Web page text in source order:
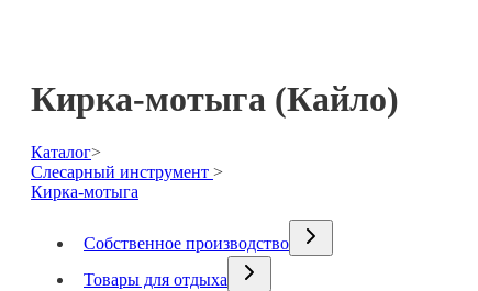
Кирка-мотыга (Кайло)
Каталог>
Слесарный инструмент >
Кирка-мотыга
Собственное производство
Товары для отдыха